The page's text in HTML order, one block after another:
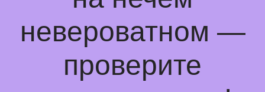
невероватном —
проверите